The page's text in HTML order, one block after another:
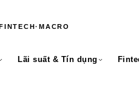
·MACRO
Lãi suất & Tín dụng